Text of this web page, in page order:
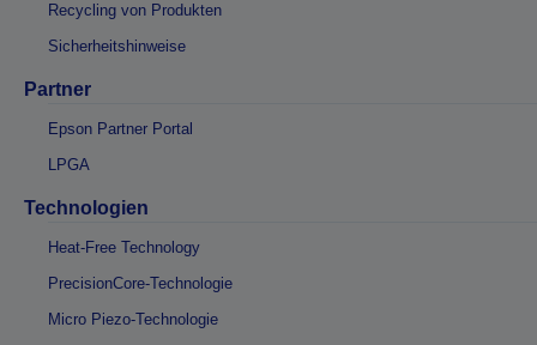
Recycling von Produkten
Sicherheitshinweise
Partner
Epson Partner Portal
LPGA
Technologien
Heat-Free Technology
PrecisionCore-Technologie
Micro Piezo-Technologie